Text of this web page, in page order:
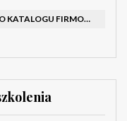
KLUCZOWE ELEMENTY SKUTECZNEGO KATALOGU FIRMOWEGO I BROSZURY